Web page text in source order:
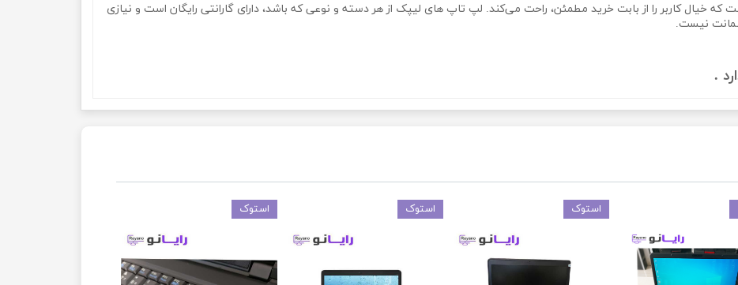
که خیال کاربر را از بابت خرید مطمئن، راحت می‌کند. لپ تاپ‌ های لیپک از هر دسته و نوعی که باشد، دارای گارانتی رایگان است و نیازی
نیست.
.
استوک استوک استوک